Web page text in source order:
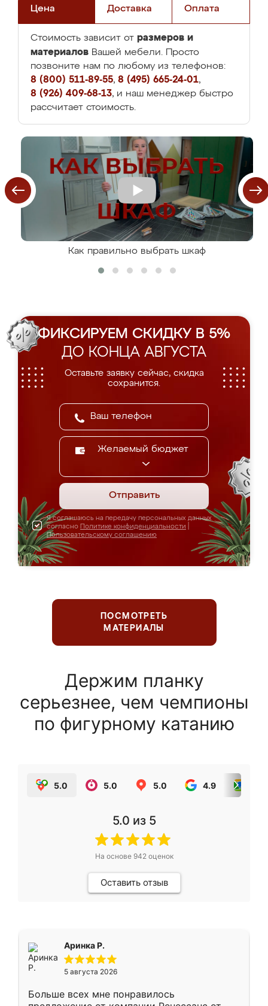
Цена Доставка Оплата
Стоимость зависит от размеров и
материалов Вашей мебели. Просто
позвоните нам по любому из телефонов:
8 (800) 511-89-55, 8 (495) 665-24-01,
8 (926) 409-68-13, и наш менеджер быстро
рассчитает стоимость.
Как правильно выбрать шкаф
ФИКСИРУЕМ СКИДКУ В 5%
ДО КОНЦА АВГУСТА
Оставьте заявку сейчас, скидка
сохранится.
Желаемый бюджет
Отправить
Я соглашаюсь на передачу персональных данных
согласно Политике конфиденциальности
Пользовательскому соглашению
ПОСМОТРЕТЬ
МАТЕРИАЛЫ
Держим планку
серьезнее, чем чемпионы
по фигурному катанию
5.0 5.0 5.0 4.9
5.0 из 5
На основе 942оценок
Оставить отзыв
Аринка Р.
5 августа 2026
Больше всех мне понравилось